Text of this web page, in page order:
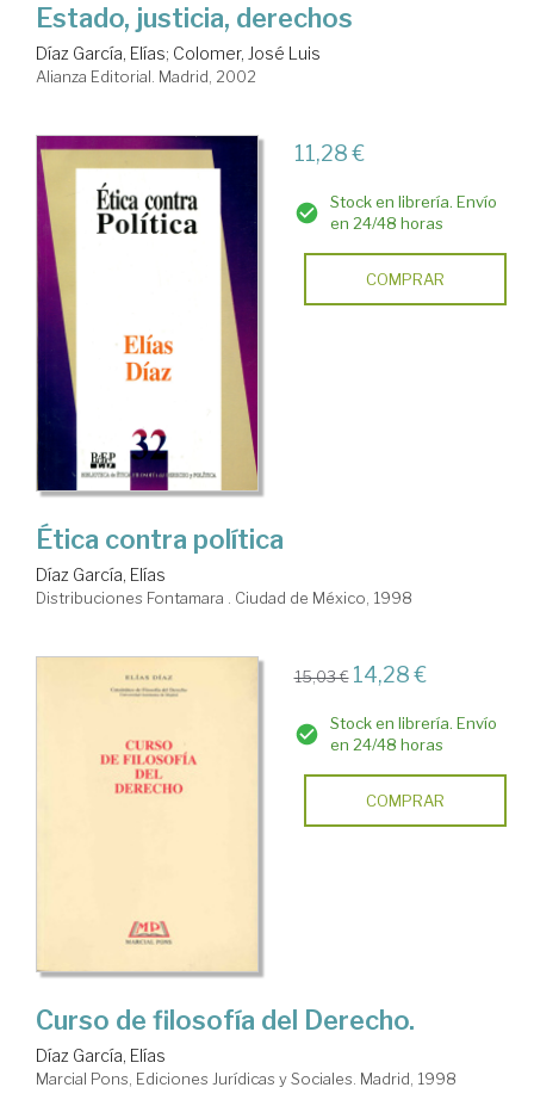
Estado, justicia, derechos
Díaz García, Elías; Colomer, José Luis
Alianza Editorial. Madrid, 2002
11,28 €
Stock en librería. Envío
en 24/48 horas
COMPRAR
Ética contra política
Díaz García, Elías
Distribuciones Fontamara . Ciudad de México, 1998
15,03 € 14,28 €
Stock en librería. Envío
en 24/48 horas
COMPRAR
Curso de filosofía del Derecho.
Díaz García, Elías
Marcial Pons, Ediciones Jurídicas y Sociales. Madrid, 1998